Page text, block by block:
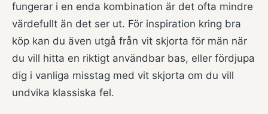
fungerar i en enda kombination är det ofta mindre
värdefullt än det ser ut. För inspiration kring bra
köp kan du även utgå från vit skjorta för män när
du vill hitta en riktigt användbar bas, eller fördjupa
dig i vanliga misstag med vit skjorta om du vill
undvika klassiska fel.